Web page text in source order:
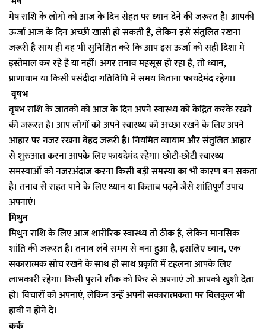
मेष राशि के लोगों को आज के दिन सेहत पर ध्यान देने की जरूरत है। आपकी
ऊर्जा आज के दिन अच्छी खासी हो सकती है, लेकिन इसे संतुलित रखना
ज़रूरी है साथ ही यह भी सुनिश्चित करें कि आप इस ऊर्जा को सही दिशा में
इस्तेमाल कर रहे हैं या नहीं। अगर तनाव महसूस हो रहा है, तो ध्यान,
प्राणायाम या किसी पसंदीदा गतिविधि में समय बिताना फायदेमंद रहेगा।
वृषभ
वृषभ राशि के जातकों को आज के दिन अपने स्वास्थ्य को केंद्रित करके रखने
की जरूरत है। आप लोगों को अपने स्वास्थ्य को अच्छा रखने के लिए अपने
आहार पर नजर रखना बेहद जरूरी है। नियमित व्यायाम और संतुलित आहार
से शुरुआत करना आपके लिए फायदेमंद रहेगा। छोटी-छोटी स्वास्थ्य
समस्याओं को नजरअंदाज करना किसी बड़ी समस्या का भी कारण बन सकता
है। तनाव से राहत पाने के लिए ध्यान या किताब पढ़ने जैसे शांतिपूर्ण उपाय
अपनाएं।
मिथुन
मिथुन राशि के लिए आज शारीरिक स्वास्थ्य तो ठीक है, लेकिन मानसिक
शांति की जरूरत है। तनाव लंबे समय से बना हुआ है, इसलिए ध्यान, एक
सकारात्मक सोच रखने के साथ ही साथ प्रकृति में टहलना आपके लिए
लाभकारी रहेगा। किसी पुराने शौक को फिर से अपनाएं जो आपको खुशी देता
हो। विचारों को अपनाएं, लेकिन उन्हें अपनी सकारात्मकता पर बिलकुल भी
हावी न होने दें।
कर्क